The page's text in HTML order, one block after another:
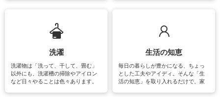
洗濯
洗濯物は「洗って、干して、畳む」
以外にも、洗濯槽の掃除やアイロン
など日々やることは色々あります。
生活の知恵
毎日の暮らしが豊かになる、ちょっ
とした工夫やアイディ。そんな「生
活の知恵」を取り入れるだけで、家